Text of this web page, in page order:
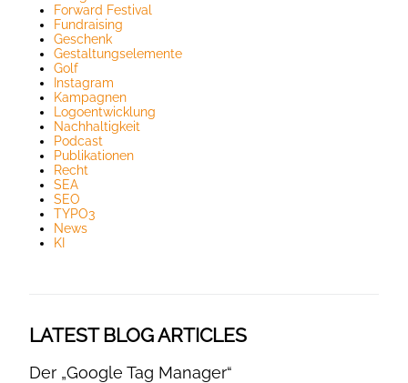
Forward Festival
Fundraising
Geschenk
Gestaltungselemente
Golf
Instagram
Kampagnen
Logoentwicklung
Nachhaltigkeit
Podcast
Publikationen
Recht
SEA
SEO
TYPO3
News
KI
LATEST BLOG ARTICLES
Der „Google Tag Manager“